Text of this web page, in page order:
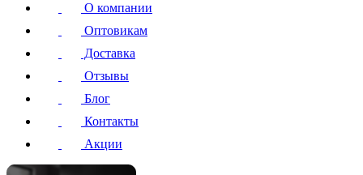
О компании
Оптовикам
Доставка
Отзывы
Блог
Контакты
Акции